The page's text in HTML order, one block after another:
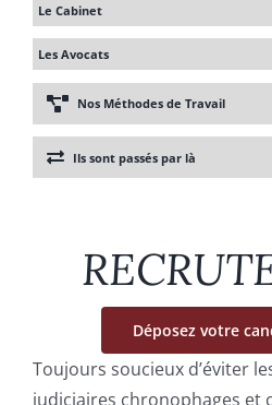
Création d’entreprise
Acquisition/cession d’entreprise
Fonds de commerce
Succession
Le Cabinet
Les Avocats
Nos Méthodes de Travail
Ils sont passés par là
Déposez votre
Toujours soucieux d’éviter
judiciaires chronophages et